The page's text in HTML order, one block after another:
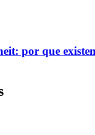
por que